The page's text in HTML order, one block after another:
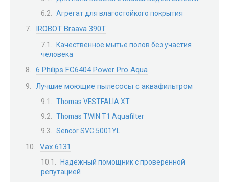
Агрегат для влагостойкого покрытия
IROBOT Braava 390T
Качественное мытьё полов без участия
человека
6 Philips FC6404 Power Pro Aqua
Лучшие моющие пылесосы с аквафильтром
Thomas VESTFALIA XT
Thomas TWIN T1 Aquafilter
Sencor SVC 5001YL
Vax 6131
Надёжный помощник с проверенной
репутацией